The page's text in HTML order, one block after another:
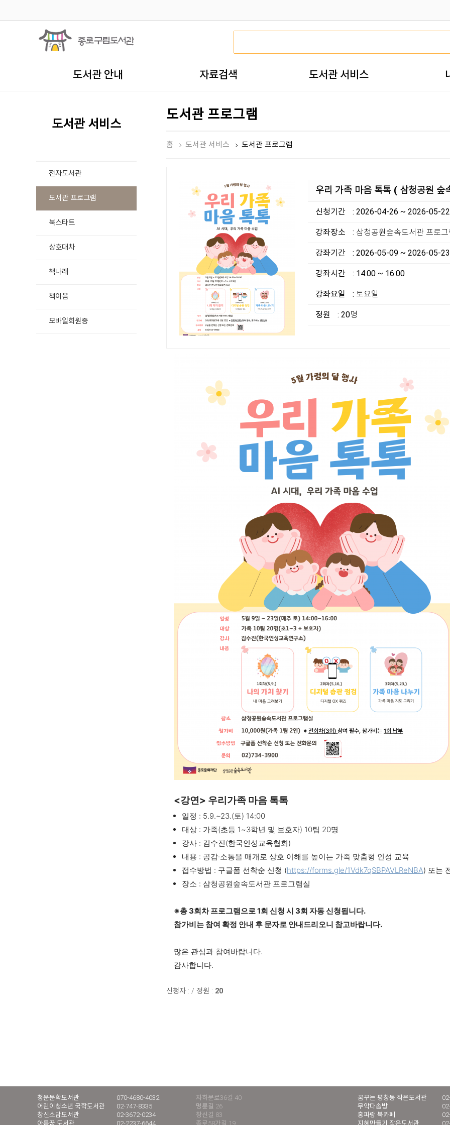
도서관 안내 자료검색 도서관 서비스
도서관 서비스
전자도서관
도서관 프로그램
북스타트
상호대차
책나래
책이음
모바일회원증
도서관 프로그램
홈 도서관 서비스 도서관 프로그램
우리 가족 마음 톡톡 ( 삼청공원 숲
신청기간 : 2026-04-26 ~ 2026-05-22
강좌장소 : 삼청공원숲속도서관 프로
강좌기간 : 2026-05-09 ~ 2026-05-23
강좌시간 : 14:00 ~ 16:00
강좌요일 : 토요일
정원 : 20명
<강연> 우리가족 마음 톡톡
일정 : 5.9.~23.(토) 14:00
대상 : 가족(초등 1~3학년 및 보호자) 10팀 20명
강사 : 김수진(한국인성교육협회)
내용 : 공감·소통을 매개로 상호 이해를 높이는 가족 맞춤형 인성 교육
접수방법 : 구글폼 선착순 신청 (https://forms.gle/1Vdk7qSBPAVLReNBA) 또는
장소 : 삼청공원숲속도서관 프로그램실
※총 3회차 프로그램으로 1회 신청 시 3회 자동 신청됩니다.
참가비는 참여 확정 안내 후 문자로 안내드리오니 참고바랍니다.
많은 관심과 참여바랍니다.
감사합니다.
신청자 : / 정원 : 20
청운문학도서관 070-4680-4032
자하문로36길 40
어린이청소년 국학도서관
02-747-8335
명륜길 26
창신소담도서관
02-3672-0234
창신길 83
아름꿈 도서관
02-2237-6644 종로58가길 19
꿈꾸는 평창동 작은도서관
무악다솜방
홍파랑 북카페
지혜만들기 작은도서관